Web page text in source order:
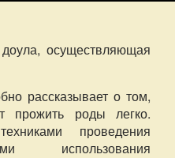
осуществляющая
рассказывает о том,
прожить роды легко.
проведения
использования